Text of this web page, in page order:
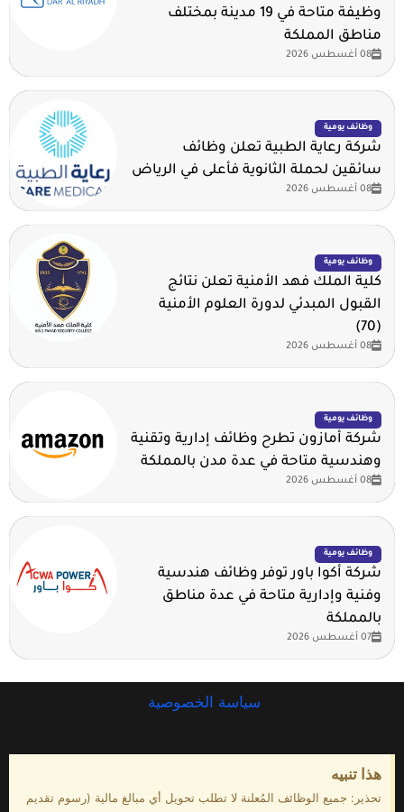
وظيفة متاحة في 19 مدينة بمختلف
مناطق المملكة
08 أغسطس 2026
وظائف يومية
شركة رعاية الطبية تعلن وظائف
سائقين لحملة الثانوية فأعلى في الرياض
08 أغسطس 2026
وظائف يومية
كلية الملك فهد الأمنية تعلن نتائج
القبول المبدئي لدورة العلوم الأمنية
(70)
08 أغسطس 2026
وظائف يومية
شركة أمازون تطرح وظائف إدارية وتقنية
وهندسية متاحة في عدة مدن بالمملكة
08 أغسطس 2026
وظائف يومية
شركة أكوا باور توفر وظائف هندسية
وفنية وإدارية متاحة في عدة مناطق
بالمملكة
07 أغسطس 2026
سياسة الخصوصية
هذا تنبيه
تحذير: جميع الوظائف المُعلنة لا تطلب تحويل أي مبالغ مالية (رسوم تقديم